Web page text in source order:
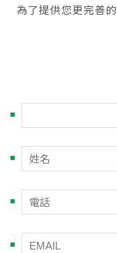
為了提供您更完善